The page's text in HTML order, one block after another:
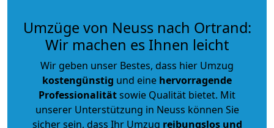
Umzüge von Neuss nach Ortrand:
Wir machen es Ihnen leicht
Wir geben unser Bestes, dass hier Umzug
kostengünstig und eine hervorragende
Professionalitätsowie Qualität bietet. Mit
unserer Unterstützung in Neuss können Sie
sicher sein, dass Ihr Umzug reibungslos und